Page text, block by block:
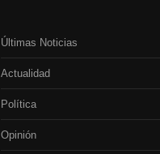
Últimas Noticias
Actualidad
Política
Opinión